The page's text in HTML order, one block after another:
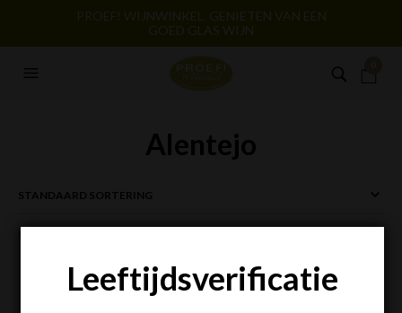
PROEF! WIJNWINKEL. GENIETEN VAN EEN
GOED GLAS WIJN
Alentejo
Leeftijdsverificatie